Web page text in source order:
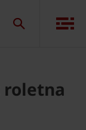
roletna